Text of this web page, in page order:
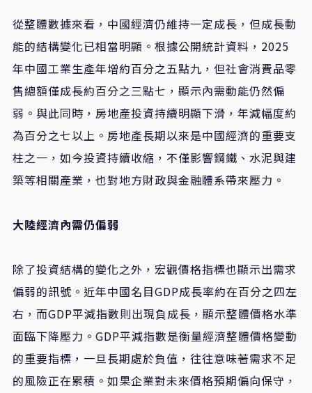
從整體數據來看，中國經濟仍維持一定成長，但成長動
能的結構變化已相當明顯。根據公開統計資料，2025
年中國工業生產年增約百分之五點九，但社會消費品零
售總額僅成長約百分之三點七，顯示內需動能仍然偏
弱。與此同時，房地產投資持續明顯下滑，年減幅度約
為百分之七以上。房地產長期以來是中國經濟的重要支
柱之一，如今投資持續收縮，不僅影響鋼鐵、水泥與建
築等相關產業，也對地方財政與金融體系帶來壓力。
大陸經濟內需仍偏弱
除了投資結構的變化之外，宏觀價格指標也顯示出需求
偏弱的訊號。近年中國名目GDP成長率約在百分之四左
右，而GDP平減指數則出現負成長，顯示整體價格水準
面臨下降壓力。GDP平減指數是衡量經濟整體價格變動
的重要指標，一旦長期處於負值，往往意味著需求不足
的風險正在累積。如果企業對未來價格預期偏向保守，